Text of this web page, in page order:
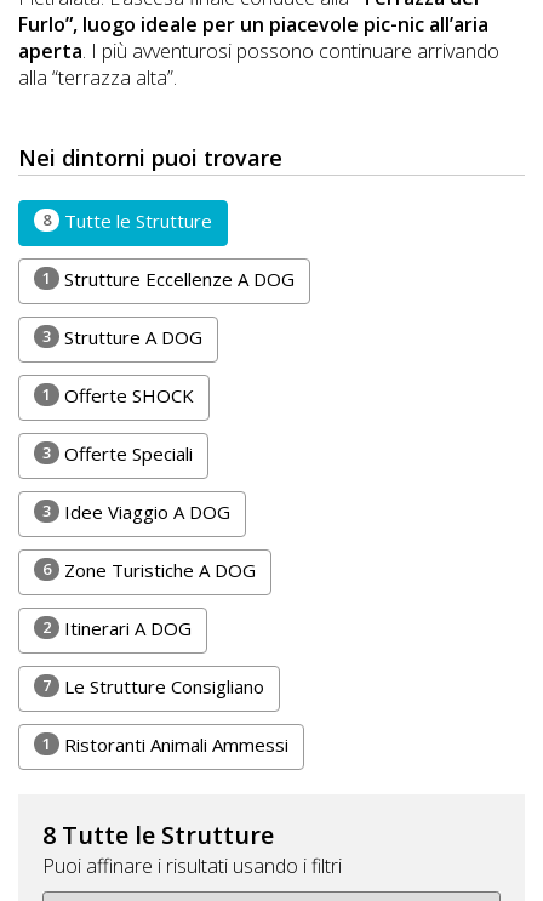
con
Noi
Inserisci
Attività
Accedi
Registrati
Furlo”, luogo ideale per un piacevole pic-nic all’aria
aperta. I più avventurosi possono continuare arrivando
alla “terrazza alta”.
Nei dintorni puoi trovare
8 Tutte le Strutture
1 Strutture Eccellenze A DOG
3 Strutture A DOG
1 Offerte SHOCK
3 Offerte Speciali
3 Idee Viaggio A DOG
6 Zone Turistiche A DOG
2 Itinerari A DOG
7 Le Strutture Consigliano
1 Ristoranti Animali Ammessi
8 Tutte le Strutture
Puoi affinare i risultati usando i filtri